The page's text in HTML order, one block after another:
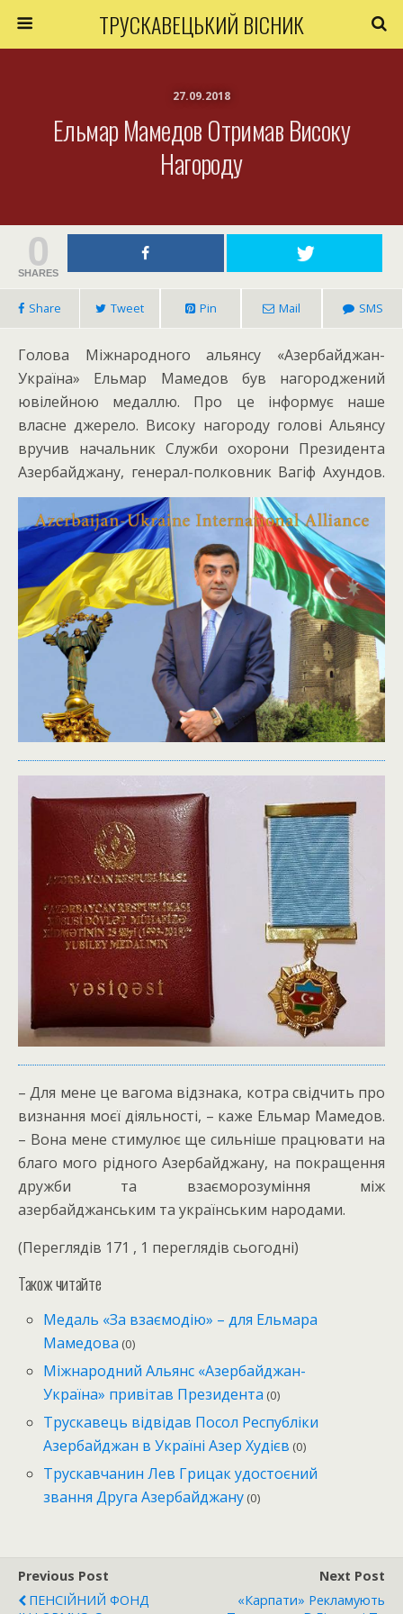
ТРУСКАВЕЦЬКИЙ ВІСНИК
27.09.2018
Ельмар Мамедов Отримав Високу
Нагороду
0
SHARES
Share Tweet Pin Mail SMS
Голова Міжнародного альянсу «Азербайджан-
Україна» Ельмар Мамедов був нагороджений
ювілейною медаллю. Про це інформує наше
власне джерело. Високу нагороду голові Альянсу
вручив начальник Служби охорони Президента
Азербайджану, генерал-полковник Вагіф Ахундов.
– Для мене це вагома відзнака, котра свідчить про
визнання моєї діяльності, – каже Ельмар Мамедов.
– Вона мене стимулює ще сильніше працювати на
благо мого рідного Азербайджану, на покращення
дружби та взаєморозуміння між
азербайджанським та українським народами.
(Переглядів 171 , 1 переглядів сьогодні)
Також читайте
Медаль «За взаємодію» – для Ельмара
Мамедова (0)
Міжнародний Альянс «Азербайджан-
Україна» привітав Президента (0)
Трускавець відвідав Посол Республіки
Азербайджан в Україні Азер Худієв (0)
Трускавчанин Лев Грицак удостоєний
звання Друга Азербайджану (0)
Previous Post
ПЕНСІЙНИЙ ФОНД
Next Post
«Карпати» Рекламують